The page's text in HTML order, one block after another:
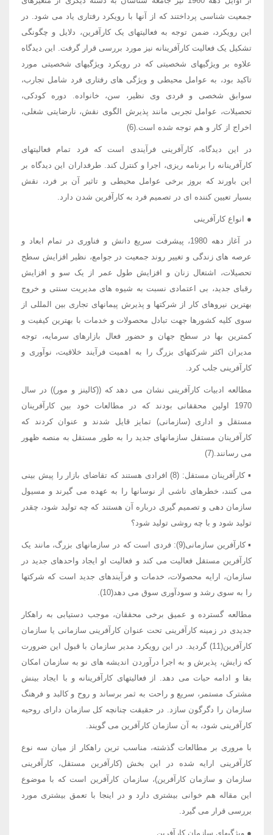
جمعیت شناسی پرداختند که از آنها با رویکرد رفتاری یاد می شود. در
این رویکرد، ضمن توجه به فعالیتهای یک کارآفرین، دلایل و چگونگی
تشکیل یک فعالیت کارآفرینانه نیز مورد بررسی قرار گرفت. این دیدگاه
علاوه بر ویژگیهای شخصیتی که در رویکرد ویژگیهای شخصیتی مورد
تاکید بود، به عوامل محیطی و ویژگی های رفتاری فرد شامل تجارب،
سوابق شخصی و فردی وی نظیر، سن، خانواده. دوره کودکی،
تحصیلات، عوامل تجربی مانند پذیرش الگوی نقش، نارضایتی شغلی،
اخراج از کار و هم توجه شده است.(6)
در این دیدگاه، کارآفرینی فرآیندی است که فرد تمام فعالیتهای
کارآفرینانه را برنامه ریزی، اجرا و کنترل کند. طرفداران این دیدگاه بر
این باورند که بروز برخی عوامل محیطی و تاثیر آن بر فرد، نقش
بسیار تعیین کننده ای در تصمیم فرد به کارآفرین شدن دارد.
● انواع کارآفرینی
در آغاز دهه 1980، پیشرفت سریع دانش و فناوری در تمام ابعاد و
عرصه های زندگی و تغییر روند جمعیت در جوامع، نظیر افزایش سطح
تحصیلات، اشتغال زنان و افزایش طول عمر از یک سو و افزایش
رقبای جدید، بی اعتمادی نسبت به شیوه های مدیریت سنتی و خروج
بهترین نیروهای کار از شرکتها و پذیرش پیمانهای تجاری بین المللی از
سوی کلیه کشورها جهت تبادل محصولات و خدمات با بهترین کیفیت و
کمترین بها در سطح جهان و حضور فعال بازارهای سرمایه، توجه
مدیران اکثر شرکتهای بزرگ را به اهمیت فرآیند خلاقیت، نوآوری و
کارآفرینی جلب کرد.
مطالعه ادبیات کارآفرینی نشان می دهد که ((کالینز و مور)) در سال
1970 اولین محققانی بودند که در مطالعات خود بین کارآفرینان
مستقل و اداری (سازمانی) تمایز قایل شدند و عنوان کردند که
کارآفرینان مستقل سازمانهای جدید را به طور مستقل به منصه ظهور
می رسانند.(7)
▪ کارآفرینان مستقل: (8) افرادی هستند که تقاضای بازار را پیش بینی
می کنند، خطرهای ناشی از نوسانها را به عهده می گیرند و مسیول
سازمان دهی و تصمیم گیری درباره آن هستند که چه تولید شود، چقدر
تولید شود و با چه روشی تولید شود؟
▪ کارآفرین سازمانی(9): فردی است که در سازمانهای بزرگ، مانند یک
کارآفرین مستقل فعالیت می کند و فعالیت او ایجاد واحدهای جدید در
سازمان، ارایه محصولات، خدمات و فرآیندهای جدید است که شرکتها
را به سوی رشد و سودآوری سوق می دهد(10).
مطالعه گسترده و عمیق برخی محققان، موجب دستیابی به راهکار
جدیدی در زمینه کارآفرینی تحت عنوان کارآفرینی سازمانی یا سازمان
کارآفرین(11) گردید. در این رویکرد مدیر سازمان با قبول این ضرورت
که زایش، پذیرش و به اجرا درآوردن اندیشه های نو به سازمان امکان
بقا و ادامه حیات می دهد. از فعالیتهای کارآفرینانه و با ایجاد بینش
مشترک مستمر، سریع و راحت به ثمر برساند و روح و کالبد و فرهنگ
سازمان را دگرگون سازد. در حقیقت چنانچه کل سازمان دارای روحیه
کارآفرینی شود، به آن سازمان کارآفرین می گویند.
با مروری بر مطالعات گذشته، مناسب ترین راهکار از میان سه نوع
کارآفرینی ارایه شده در این بخش (کارآفرین مستقل، کارآفرینی
سازمان و سازمان کارآفرین)، سازمان کارآفرین است که با موضوع
این مقاله هم خوانی بیشتری دارد و در اینجا با تعمق بیشتری مورد
بررسی قرار می گیرد.
● ویژگیهای سازمان کارآفرین